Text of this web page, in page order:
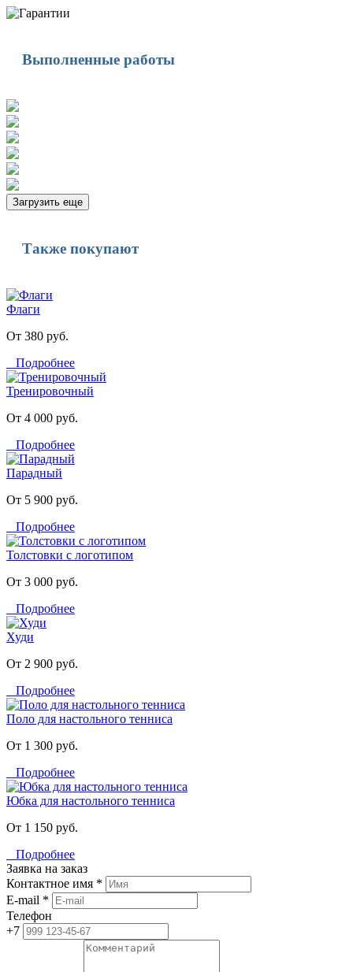
Выполненные работы
Загрузить еще
Также покупают
Флаги
От 380 руб.
Подробнее
Тренировочный
От 4 000 руб.
Подробнее
Парадный
От 5 900 руб.
Подробнее
Толстовки с логотипом
От 3 000 руб.
Подробнее
Худи
От 2 900 руб.
Подробнее
Поло для настольного тенниса
От 1 300 руб.
Подробнее
Юбка для настольного тенниса
От 1 150 руб.
Подробнее
Заявка на заказ
Контактное имя *
E-mail *
Телефон
+7